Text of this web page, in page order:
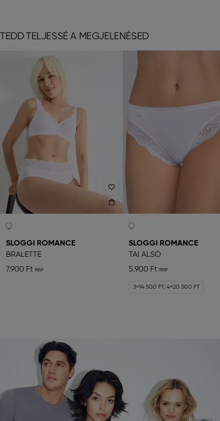
TEDD TELJESSÉ A MEGJELENÉSED
SLOGGI ROMANCE
BRALETTE
7.900 Ft
SLOGGI ROMANCE
TAI ALSÓ
5.900 Ft
3=14.500 FT, 4=20.500 FT